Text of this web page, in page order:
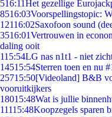
516:11Het gezellige
8516:03Voorspellingstopic:
12116:02Saxofoon sound
3516:01Vertrouwen in
daling ooit
115:54LG nas n1t1 - niet
14515:54Sterren toen en nu
25715:50[Videoland] B&B
vooruitkijkers
18015:48Wat is jullie
11115:48Koopzegels sparen